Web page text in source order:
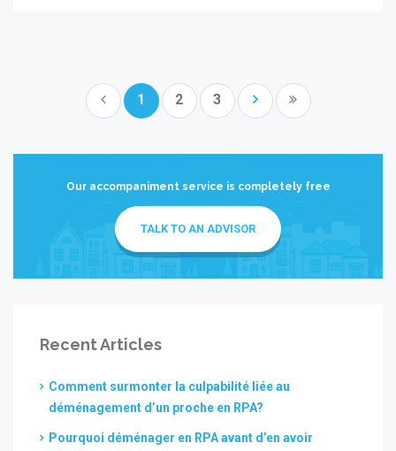
1 2 3
Our accompaniment service is completely free
TALK TO AN ADVISOR
Recent Articles
Comment surmonter la culpabilité liée au
déménagement d’un proche en RPA?
Pourquoi déménager en RPA avant d’en avoir